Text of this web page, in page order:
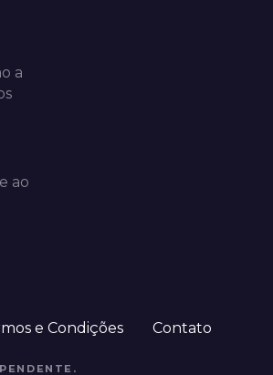
a
ao
e Condições Contato